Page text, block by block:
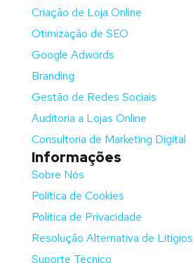
Criação de Loja Online
Otimização de SEO
Google Adwords
Branding
Gestão de Redes Sociais
Auditoria a Lojas Online
Consultoria de Marketing Digital
Informações
Sobre Nós
Política de Cookies
Política de Privacidade
Resolução Alternativa de Litígios
Suporte Técnico